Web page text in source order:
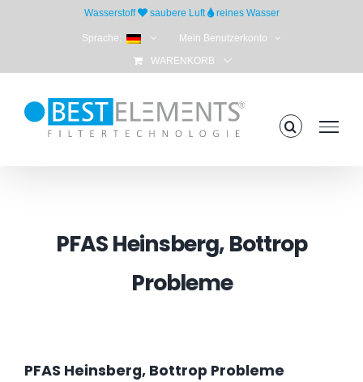
Wasserstoff saubere Luft reines Wasser
Sprache: Mein Benutzerkonto
WARENKORB
PFAS Heinsberg, Bottrop
Probleme
PFAS Heinsberg, Bottrop Probleme